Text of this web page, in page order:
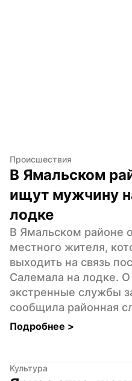
Происшествия
В Ямальском
ищут мужчину
лодке
В Ямальском районе
местного жителя,
выходить на связь
Салемала на лодке.
экстренные службы
сообщила районная
Подробнее >
Культура